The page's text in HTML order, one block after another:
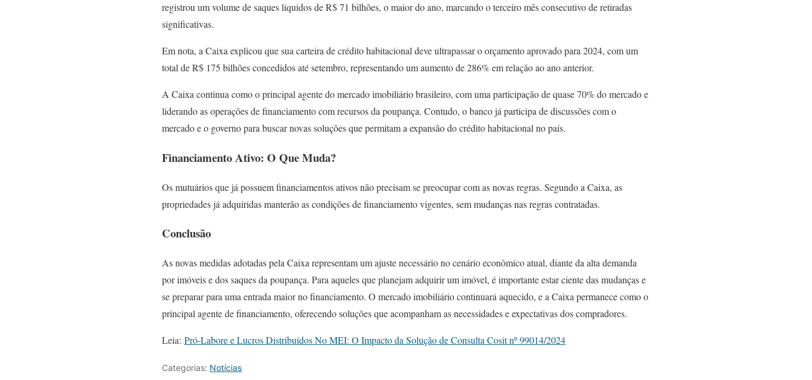
registrou um volume de saques líquidos de R$ 71 bilhões, o maior do ano, marcando o terceiro mês consecutivo de retiradas
significativas.
Em nota, a Caixa explicou que sua carteira de crédito habitacional deve ultrapassar o orçamento aprovado para 2024, com um
total de R$ 175 bilhões concedidos até setembro, representando um aumento de 286% em relação ao ano anterior.
A Caixa continua como o principal agente do mercado imobiliário brasileiro, com uma participação de quase 70% do mercado e
liderando as operações de financiamento com recursos da poupança. Contudo, o banco já participa de discussões com o
mercado e o governo para buscar novas soluções que permitam a expansão do crédito habitacional no país.
Financiamento Ativo: O Que Muda?
Os mutuários que já possuem financiamentos ativos não precisam se preocupar com as novas regras. Segundo a Caixa, as
propriedades já adquiridas manterão as condições de financiamento vigentes, sem mudanças nas regras contratadas.
Conclusão
As novas medidas adotadas pela Caixa representam um ajuste necessário no cenário econômico atual, diante da alta demanda
por imóveis e dos saques da poupança. Para aqueles que planejam adquirir um imóvel, é importante estar ciente das mudanças e
se preparar para uma entrada maior no financiamento. O mercado imobiliário continuará aquecido, e a Caixa permanece como o
principal agente de financiamento, oferecendo soluções que acompanham as necessidades e expectativas dos compradores.
Leia: Pró-Labore e Lucros Distribuídos No MEI: O Impacto da Solução de Consulta Cosit nº 99014/2024
Categorias: Notícias